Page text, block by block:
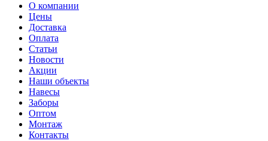
О компании
Цены
Доставка
Оплата
Статьи
Новости
Акции
Наши объекты
Навесы
Заборы
Оптом
Монтаж
Контакты